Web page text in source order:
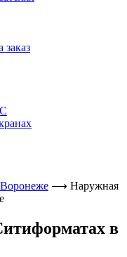
заказ
⟶ Наружная
в